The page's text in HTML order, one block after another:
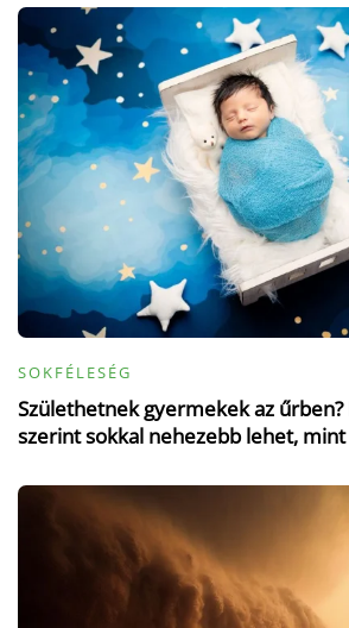
SOKFÉLESÉG
Születhetnek gyermekek az űrben?
szerint sokkal nehezebb lehet,